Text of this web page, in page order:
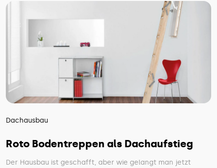
Dachausbau
Roto Bodentreppen als Dachaufstieg
Der Hausbau ist geschafft, aber wie gelangt man jetzt